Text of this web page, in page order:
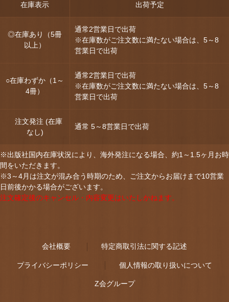
在庫表示 出荷予定
◎在庫あり（5冊
以上）
通常2営業日で出荷
※在庫数がご注文数に満たない場合は、5～8
営業日で出荷
○在庫わずか（1～
4冊）
通常2営業日で出荷
※在庫数がご注文数に満たない場合は、5～8
営業日で出荷
注文発注 (在庫
なし)
通常 5～8営業日で出荷
※出版社国内在庫状況により、海外発注になる場合、約1～1.5ヶ月お時
間をいただきます。
※3～4月は注文が混み合う時期のため、ご注文からお届けまで10営業
日前後かかる場合がございます。
注文確定後のキャンセル・内容変更はいたしかねます。
会社概要 特定商取引法に関する記述
プライバシーポリシー 個人情報の取り扱いについて
Z会グループ